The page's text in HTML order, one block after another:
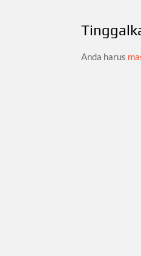
Anda harus